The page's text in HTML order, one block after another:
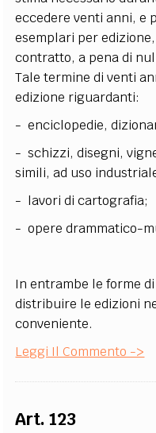
eccedere venti anni, e
esemplari per
contratto, a pena di
Tale termine di venti
edizione riguardanti:
- enciclopedie,
- schizzi, disegni,
simili, ad uso
- lavori di cartografia;
- opere drammatico-
In entrambe le forme
distribuire le edizioni
conveniente.
Leggi Il Commento ->
Art. 123